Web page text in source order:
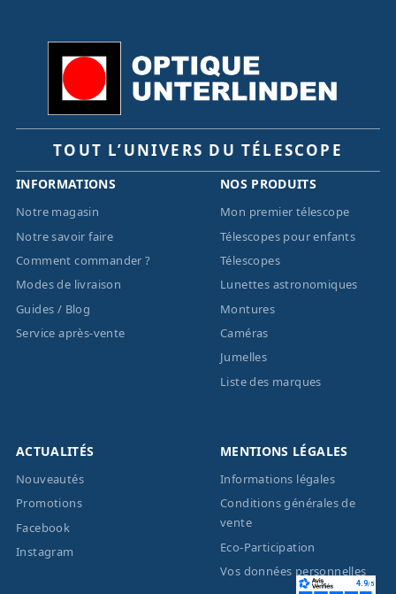
TOUT L’UNIVERS DU TÉLESCOPE
INFORMATIONS
Notre magasin
Notre savoir faire
Comment commander ?
Modes de livraison
Guides / Blog
Service après-vente
NOS PRODUITS
Mon premier télescope
Télescopes pour enfants
Télescopes
Lunettes astronomiques
Montures
Caméras
Jumelles
Liste des marques
ACTUALITÉS
Nouveautés
Promotions
Facebook
Instagram
MENTIONS LÉGALES
Informations légales
Conditions générales de
vente
Eco-Participation
Vos données personnelles